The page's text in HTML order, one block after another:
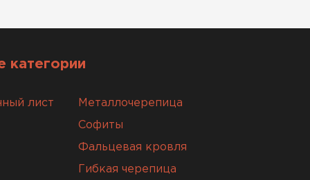
категории
лист Металлочерепица
Софиты
Фальцевая кровля
Гибкая черепица